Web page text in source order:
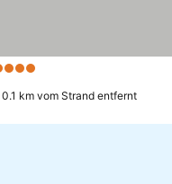
Sterne
0.1 km vom Strand entfernt